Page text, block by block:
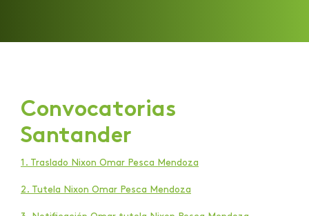
Convocatorias
Santander
1. Traslado Nixon Omar Pesca Mendoza
2. Tutela Nixon Omar Pesca Mendoza